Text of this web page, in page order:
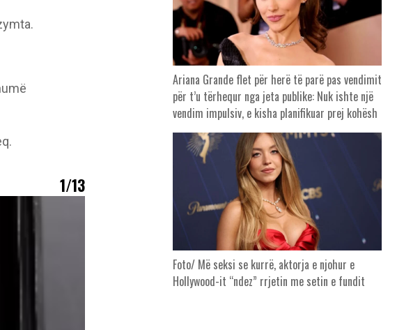
1/13
Ariana Grande flet për herë të parë pas vendimit
për t’u tërhequr nga jeta publike: Nuk ishte një
vendim impulsiv, e kisha planifikuar prej kohësh
Foto/ Më seksi se kurrë, aktorja e njohur e
Hollywood-it “ndez” rrjetin me setin e fundit